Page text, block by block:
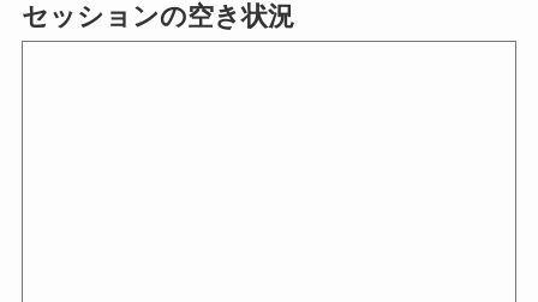
セッションの空き状況